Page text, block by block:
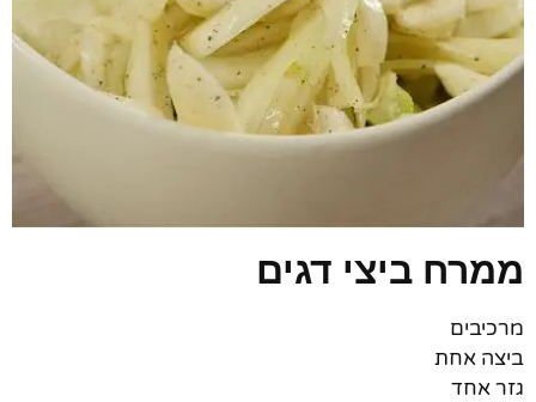
ממרח ביצי דגים
מרכיבים
ביצה אחת
גזר אחד